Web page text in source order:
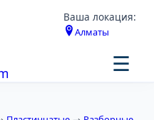
Ваша локация:
Алматы
☰